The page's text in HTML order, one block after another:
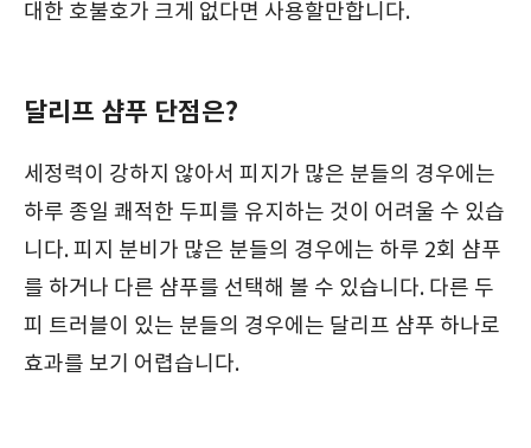
대한 호불호가 크게 없다면 사용할만합니다.
달리프 샴푸 단점은?
세정력이 강하지 않아서 피지가 많은 분들의 경우에는
하루 종일 쾌적한 두피를 유지하는 것이 어려울 수 있습
니다. 피지 분비가 많은 분들의 경우에는 하루 2회 샴푸
를 하거나 다른 샴푸를 선택해 볼 수 있습니다. 다른 두
피 트러블이 있는 분들의 경우에는 달리프 샴푸 하나로
효과를 보기 어렵습니다.